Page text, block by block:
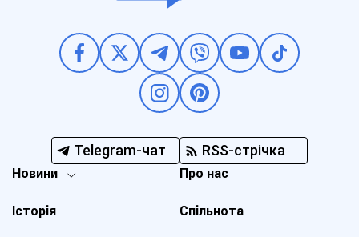
Telegram-чат RSS-стрічка
Новини
Історія
Про нас
Спільнота